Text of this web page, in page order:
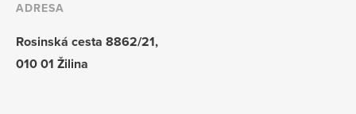
ADRESA
Rosinská cesta 8862/21,
010 01 Žilina